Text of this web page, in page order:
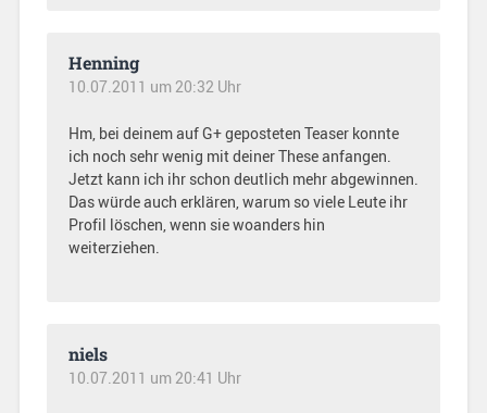
Henning
10.07.2011 um 20:32 Uhr
Hm, bei deinem auf G+ geposteten Teaser konnte
ich noch sehr wenig mit deiner These anfangen.
Jetzt kann ich ihr schon deutlich mehr abgewinnen.
Das würde auch erklären, warum so viele Leute ihr
Profil löschen, wenn sie woanders hin
weiterziehen.
niels
10.07.2011 um 20:41 Uhr